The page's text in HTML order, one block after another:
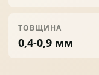
ТОВЩИНА
0,4-0,9 мм